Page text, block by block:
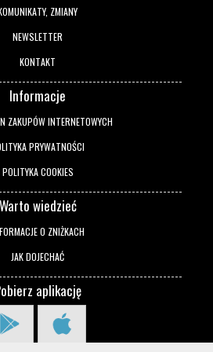
ZMIANY
NEWSLETTER
KONTAKT
Informacje
ZAKUPÓW INTERNETOWYCH
PRYWATNOŚCI
POLITYKA COOKIES
Warto wiedzieć
O ZNIŻKACH
JAK DOJECHAĆ
aplikację